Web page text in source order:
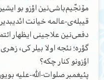
مۆنجّیم‌باشی‌نین اؤزو بو
قیبله‌ی-عالمه خیانت
دفعی‌نین علاجینی ایظهار
گؤره؛ نئجه اولا بیلر کی،
اؤزونو کنار چکه؟
پئیغمبر صلوات-الله-علیه